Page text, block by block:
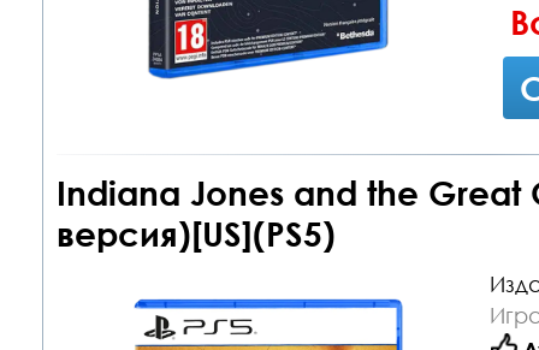
Indiana Jones and the Great
версия)[US](PS5)